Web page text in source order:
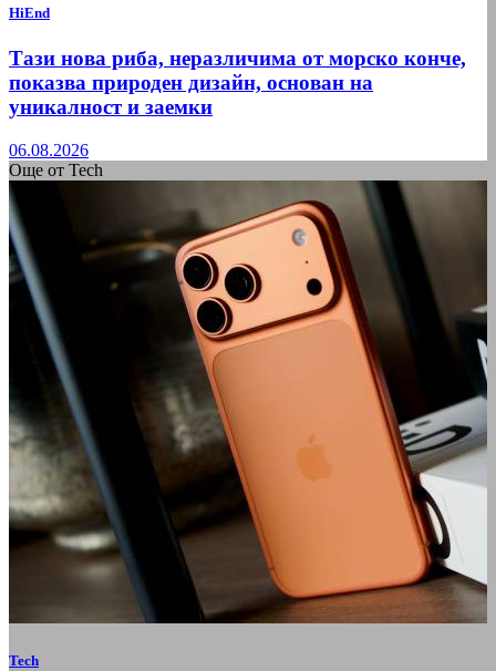
HiEnd
Тази нова риба, неразличима от морско конче,
показва природен дизайн, основан на
уникалност и заемки
06.08.2026
Още от Tech
Tech